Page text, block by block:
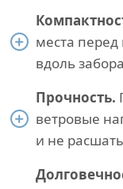
места перед
вдоль
Прочность.
ветровые
и не